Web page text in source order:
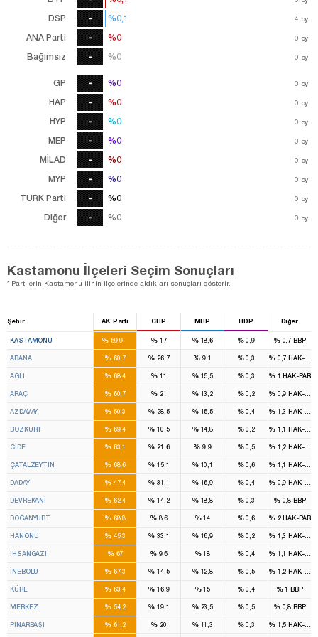
DSP
ANA Parti
Bağımsız
-
-
-
%0,1 4 oy
%0 0 oy
%0 0 oy
%0,1 4 oy
%0
%0
GP
HAP
HYP
MEP
MİLAD
MYP
TURK Parti
Diğer
-
-
-
-
-
-
-
-
%0 0 oy
%0 0 oy
%0 0 oy
%0 0 oy
%0 0 oy
%0 0 oy
%0 0 oy
%0 0 oy
%0
%0
%0
%0
%0
%0
%0
%0
Kastamonu İlçeleri Seçim Sonuçları
* Partilerin Kastamonu ilinin ilçelerinde aldıkları sonuçları gösterir.
Şehir AK Parti CHP MHP HDP Diğer
KASTAMONU %59,9
3
% 17 %18,6 %0,9 %0,7BBP
ABANA %60,7 % 26,7 % 9,1 %0,3 %0,7HAK-PAR
AĞLI %68,4 % 11 %15,5 %0,3 %1HAK-PAR
ARAÇ %60,7 % 21 %13,2 %0,2 %0,9HAK-PAR
AZDAVAY %50,3 % 28,5 %15,5 %0,4 %1,3HAK-PAR
BOZKURT %69,4 % 10,5 %14,8 %0,2 %1,1HAK-PAR
CİDE %63,1 % 21,6 % 9,9 %0,5 %1,2HAK-PAR
ÇATALZEYTİN %68,6 % 15,1 %10,1 %0,6 %1,1HAK-PAR
DADAY %47,4 % 31,1 %16,9 %0,4 %0,9HAK-PAR
DEVREKANİ %62,4 % 14,2 %18,8 %0,3 %0,8BBP
DOĞANYURT %68,8 %8,6 %14 %0,6 %2HAK-PAR
HANÖNÜ %45,3 % 33,1 %16,9 %0,2 %1,3HAK-PAR
İHSANGAZİ %67 %9,6 %18 %0,4 %1,1HAK-PAR
İNEBOLU %67,3 % 14,5 %12,8 %0,5 %1,2HAK-PAR
KÜRE %63,4 % 16,9 %15 %0,4 %1BBP
MERKEZ %54,2 % 19,1 %23,5 %0,5 %0,8BBP
PINARBAŞI %61,2 % 20 %11,3 %0,3 %1,5HAK-PAR